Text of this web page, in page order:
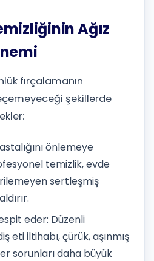
Ağız
fırçalamanın
şekillerde
önlemeye
temizlik, evde
sertleşmiş
eder: Düzenli
eti iltihabı, çürük, aşınmış
sorunları daha büyük